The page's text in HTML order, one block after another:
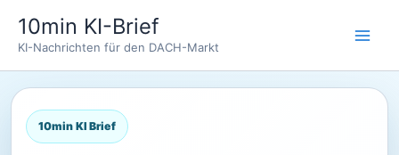
Inhalt
springen
10min KI-Brief
KI-Nachrichten für den DACH-Markt